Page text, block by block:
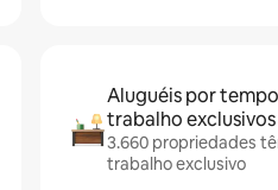
Aluguéis por
trabalho exclusivos
3.660 propriedades
trabalho exclusivo